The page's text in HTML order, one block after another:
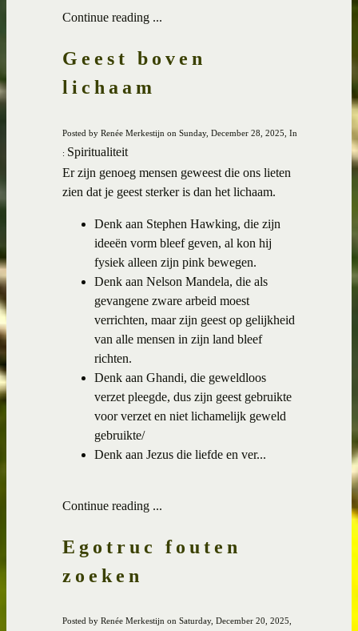
Continue reading ...
Geest boven
lichaam
Posted by Renée Merkestijn on Sunday, December 28, 2025, In
: Spiritualiteit
Er zijn genoeg mensen geweest die ons lieten
zien dat je geest sterker is dan het lichaam.
Denk aan Stephen Hawking, die zijn
ideeën vorm bleef geven, al kon hij
fysiek alleen zijn pink bewegen.
Denk aan Nelson Mandela, die als
gevangene zware arbeid moest
verrichten, maar zijn geest op gelijkheid
van alle mensen in zijn land bleef
richten.
Denk aan Ghandi, die geweldloos
verzet pleegde, dus zijn geest gebruikte
voor verzet en niet lichamelijk geweld
gebruikte/
Denk aan Jezus die liefde en ver...
Continue reading ...
Egotruc fouten
zoeken
Posted by Renée Merkestijn on Saturday, December 20, 2025,